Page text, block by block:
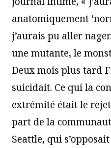
anatomiquement
j’aurais pu aller
une mutante, le
Deux mois plus tard
suicidait. Ce qui la
extrémité était le
part de la
Seattle, qui